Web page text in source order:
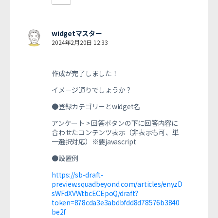
widgetマスター
2024年2月20日 12:33
作成が完了しました！
イメージ通りでしょうか？
●登録カテゴリーとwidget名
アンケート > 回答ボタンの下に回答内容に
合わせたコンテンツ表示（非表示も可、単
一選択対応）※要javascript
●設置例
https://sb-draft-
preview.squadbeyond.com/articles/enyzD
sWFdXVWtbcECEpoQ/draft?
token=878cda3e3abdbfdd8d78576b3840
be2f